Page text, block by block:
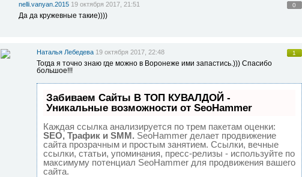
nelli.vanyan.2015 19 октября 2017, 21:51 0
Да да кружевные такие))))
Наталья Лебедева 19 октября 2017, 22:48 1
Тогда я точно знаю где можно в Воронеже ими запастись.))) Спасибо
большое!!!
Забиваем Сайты В ТОП КУВАЛДОЙ -
Уникальные возможности от SeoHammer
Каждая ссылка анализируется по трем пакетам оценки:
SEO, Трафик и SMM. SeoHammer делает продвижение
сайта прозрачным и простым занятием. Ссылки, вечные
ссылки, статьи, упоминания, пресс-релизы - используйте по
максимуму потенциал SeoHammer для продвижения вашего
сайта.